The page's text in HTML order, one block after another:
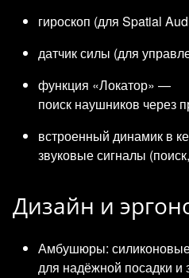
гироскоп (для Spatial
датчик силы (для
функция «Локатор» —
поиск наушников через
встроенный динамик в
звуковые сигналы
Дизайн и
Амбушюры:
для надёжной посадки и